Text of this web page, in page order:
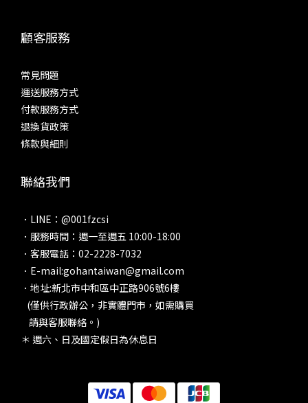
顧客服務
常見問題
運送服務方式
付款服務方式
退換貨政策
條款與細則
聯絡我們
．LINE：@001fzcsi
．服務時間：週一至週五 10:00-18:00
．客服電話：02-2228-7032
．E-mail:gohantaiwan@gmail.com
．地址:新北市中和區中正路906號6樓
(僅供行政辦公，非實體門市，如需購買
請與客服聯絡。)
＊ 週六、日及國定假日為休息日